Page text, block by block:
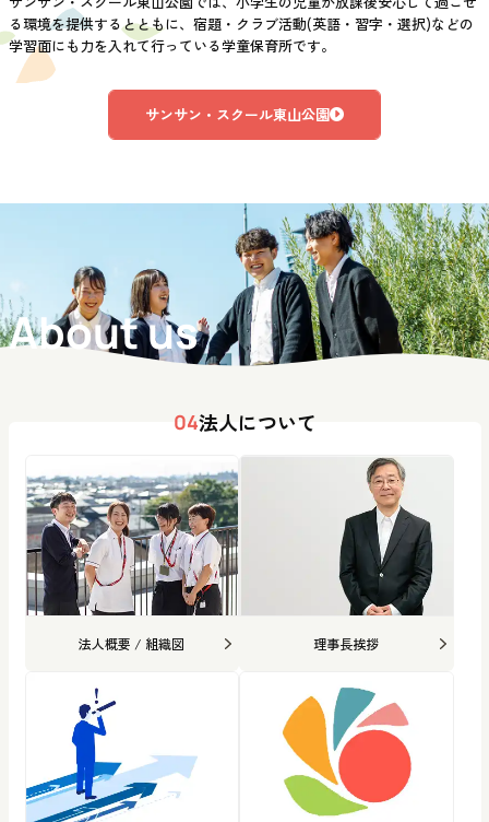
る環境を提供するとともに、宿題・クラブ活動(英語・習字・選択)などの
学習面にも力を入れて行っている学童保育所です。
サンサン・スクール東山公園
About us
04法人について
法人概要 / 組織図 理事長挨拶